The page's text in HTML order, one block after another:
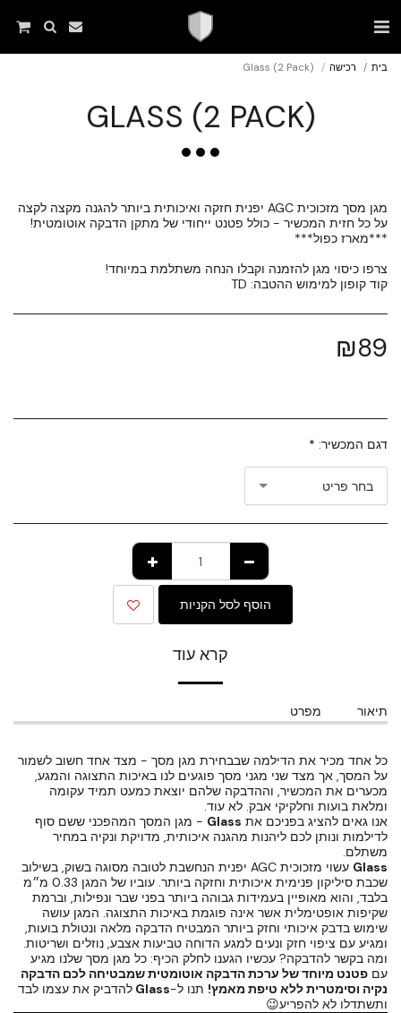
בית רכישה (Glass (2 Pack
(GLASS (2 PACK
מגן מסך מזכוכית AGC יפנית חזקה ואיכותית ביותר להגנה מקצה לקצה
קוד קופון למימוש ההטבה: TD
₪89
דגם המכשיר: *
בחר פריט
הוסף לסל הקניות
קרא עוד
תיאור מפרט
כל אחד מכיר את הדילמה שבבחירת מגן מסך - מצד אחד חשוב לשמור
על המסך, אך מצד שני מגני מסך פוגעים לנו באיכות התצוגה והמגע,
מכערים את המכשיר, וההדבקה שלהם יוצאת כמעט תמיד עקומה
ומלאת בועות וחלקיקי אבק. לא עוד.
אנו גאים להציג בפניכם את Glass - מגן המסך המהפכני ששם סוף
לדילמות ונותן לכם ליהנות מהגנה איכותית, מדויקת ונקיה במחיר
משתלם.
Glass
עשוי מזכוכית AGC יפנית הנחשבת לטובה מסוגה בשוק, בשילוב
שכבת סיליקון פנימית איכותית וחזקה ביותר. עוביו של המגן 0.33 מ״מ
בלבד, והוא מאופיין בעמידות גבוהה ביותר בפני שבר ונפילות, וברמת
שקיפות אופטימלית אשר אינה פוגמת באיכות התצוגה. המגן עושה
שימוש בדבק איכותי וחזק ביותר המבטיח הדבקה מלאה ונטולת בועות,
ומגיע עם ציפוי חזק ונעים למגע הדוחה טביעות אצבע, נוזלים ושריטות.
ומה בקשר להדבקה? עכשיו הגענו לחלק הכיף: כל מגן מסך שלנו מגיע
עם פטנט מיוחד של ערכת הדבקה אוטומטית שמבטיחה לכם הדבקה
נקיה וסימטרית ללא טיפת מאמץ! תנו ל-Glass להדביק את עצמו לבד
ותשתדלו לא להפריע😉